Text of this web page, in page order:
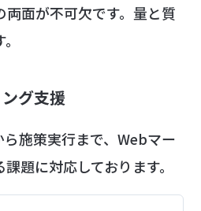
両面が不可欠です。量と質
グ支援
施策実行まで、Webマー
題に対応しております。